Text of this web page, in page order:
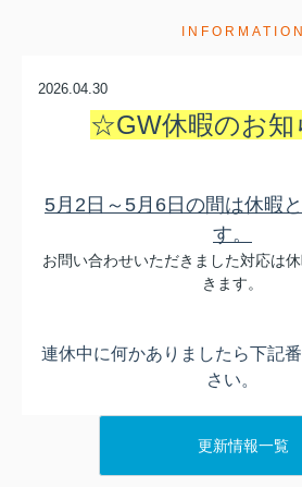
INFORMATION
2026.04.30
☆GW休暇のお
5月2日～5月6日の間は休暇
す。
お問い合わせいただきました対応は
きます。
連休中に何かありましたら下記
さい。
～ 0120-10-
更新情報一覧